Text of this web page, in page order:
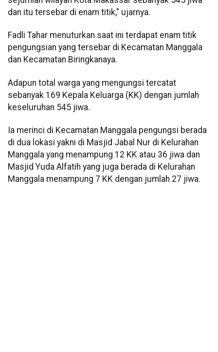
dan itu tersebar di enam titik," ujarnya.
Fadli Tahar menuturkan saat ini terdapat enam titik
pengungsian yang tersebar di Kecamatan Manggala
dan Kecamatan Biringkanaya.
Adapun total warga yang mengungsi tercatat
sebanyak 169 Kepala Keluarga (KK) dengan jumlah
keseluruhan 545 jiwa.
Ia merinci di Kecamatan Manggala pengungsi berada
di dua lokasi yakni di Masjid Jabal Nur di Kelurahan
Manggala yang menampung 12 KK atau 36 jiwa dan
Masjid Yuda Alfatih yang juga berada di Kelurahan
Manggala menampung 7 KK dengan jumlah 27 jiwa.